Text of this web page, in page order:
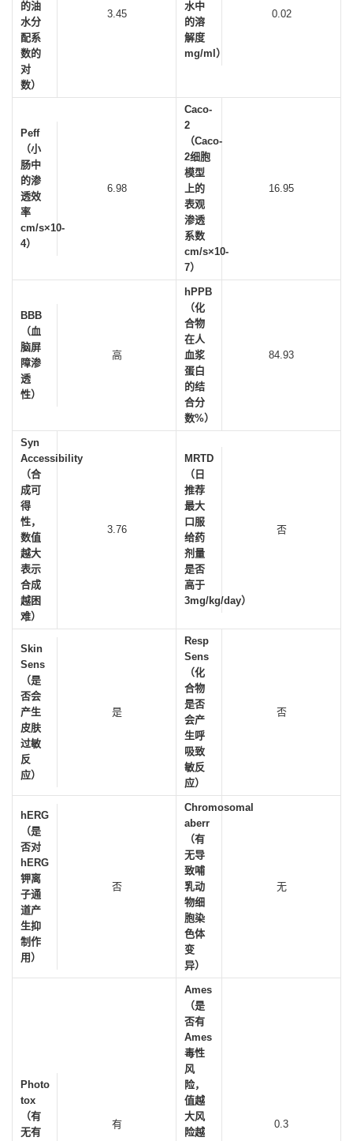
的油
水分
配系
数的
对
数）
3.45
水中
的溶
解度
mg/ml）
0.02
Peff
（小
肠中
的渗
透效
率
cm/s×10-
4）
6.98
Caco-
2
（Caco-
2细胞
模型
上的
表观
渗透
系数
cm/s×10-
7）
16.95
BBB
（血
脑屏
障渗
透
性）
高
hPPB
（化
合物
在人
血浆
蛋白
的结
合分
数%）
84.93
Syn
Accessibility
（合
成可
得
性，
数值
越大
表示
合成
越困
难）
3.76
MRTD
（日
推荐
最大
口服
给药
剂量
是否
高于
3mg/kg/day）
否
Skin
Sens
（是
否会
产生
皮肤
过敏
反
应）
是
Resp
Sens
（化
合物
是否
会产
生呼
吸致
敏反
应）
否
hERG
（是
否对
hERG
钾离
子通
道产
生抑
制作
用）
否
Chromosomal
aberr
（有
无导
致哺
乳动
物细
胞染
色体
变
异）
无
Photo
tox
（有
无有
有
Ames
（是
否有
Ames
毒性
风
险，
值越
大风
险越
0.3